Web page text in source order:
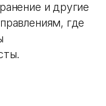
и другие
где